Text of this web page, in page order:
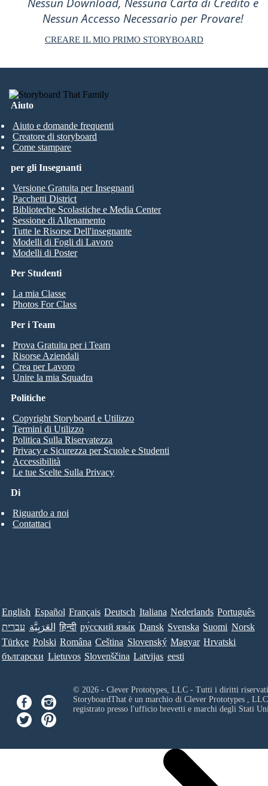
Nessun Accesso Necessario per Provare!
CREARE IL MIO PRIMO STORYBOARD
Aiuto
Aiuto e domande frequenti
Creatore di storyboard
Come stampare
Per Studenti
La mia Classe
Photos For Class
per gli Insegnanti
Versione Gratuita per Insegnanti
Pacchetti District
Biblioteche Scolastiche e Media Center
Sessione di Allenamento
Tutte le Risorse Dell'insegnante
Modelli di Fogli di Lavoro
Modelli di Poster
Per i Team
Prova Gratuita per i Team
Risorse Aziendali
Crea per Lavoro
Unire la mia Squadra
Di
Riguardo a noi
Contattaci
Politiche
Copyright Storyboard e Utilizzo
Termini di Utilizzo
Politica Sulla Riservatezza
Privacy e Sicurezza per Scuole e Studenti
Accessibilità
Le tue Scelte Sulla Privacy
English Español Français Deutsch Italiana Nederlands Português
עברית العَرَبِيَّة हिन्दी ру́сский язы́к Dansk Svenska Suomi Norsk
Türkçe Polski Româna Ceština Slovenský Magyar Hrvatski
български Lietuvos Slovenščina Latvijas eesti
© 2026 - Clever Prototypes, LLC - Tutti i diritti
StoryboardThat è un marchio di Clever Prototypes , LLC
registrato presso l'ufficio brevetti e marchi degli Stati